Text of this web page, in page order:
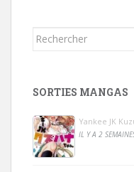
Rechercher...
SORTIES MANGAS
Yankee JK
IL Y A 2